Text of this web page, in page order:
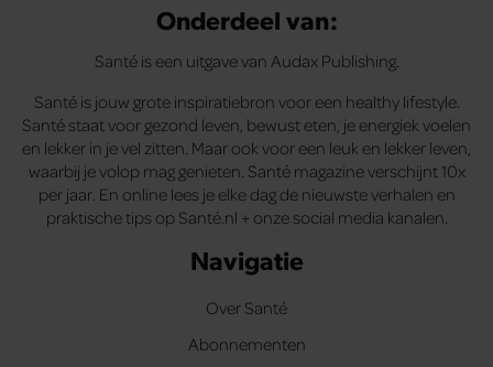
Onderdeel van:
Santé is een uitgave van Audax Publishing.
Santé is jouw grote inspiratiebron voor een healthy lifestyle.
Santé staat voor gezond leven, bewust eten, je energiek voelen
en lekker in je vel zitten. Maar ook voor een leuk en lekker leven,
waarbij je volop mag genieten. Santé magazine verschijnt 10x
per jaar. En online lees je elke dag de nieuwste verhalen en
praktische tips op Santé.nl + onze social media kanalen.
Navigatie
Over Santé
Abonnementen